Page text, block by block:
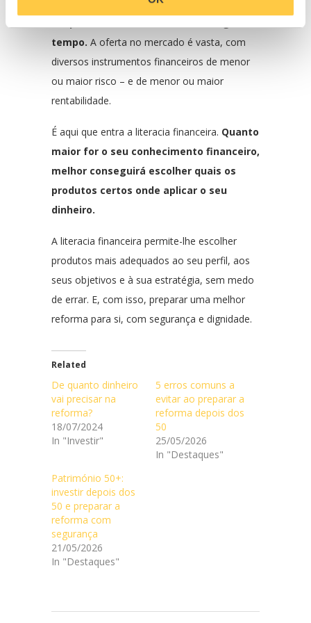
aplique o seu dinheiro em produtos que
tempo. A oferta no mercado é vasta, com
diversos instrumentos financeiros de menor
ou maior risco – e de menor ou maior
rentabilidade.
É aqui que entra a literacia financeira. Quanto
maior for o seu conhecimento financeiro,
melhor conseguirá escolher quais os
produtos certos onde aplicar o seu
dinheiro.
A literacia financeira permite-lhe escolher
produtos mais adequados ao seu perfil, aos
seus objetivos e à sua estratégia, sem medo
de errar. E, com isso, preparar uma melhor
reforma para si, com segurança e dignidade.
Related
De quanto dinheiro
vai precisar na
reforma?
18/07/2024
In "Investir"
5 erros comuns a
evitar ao preparar a
reforma depois dos
50
25/05/2026
In "Destaques"
Património 50+:
investir depois dos
50 e preparar a
reforma com
segurança
21/05/2026
In "Destaques"